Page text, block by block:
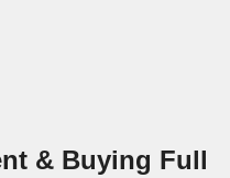
& Buying Full